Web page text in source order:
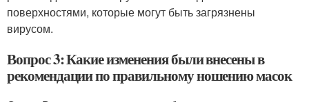
поверхностями, которые могут быть загрязнены
вирусом.
Вопрос 3: Какие изменения были внесены в
рекомендации по правильному ношению масок